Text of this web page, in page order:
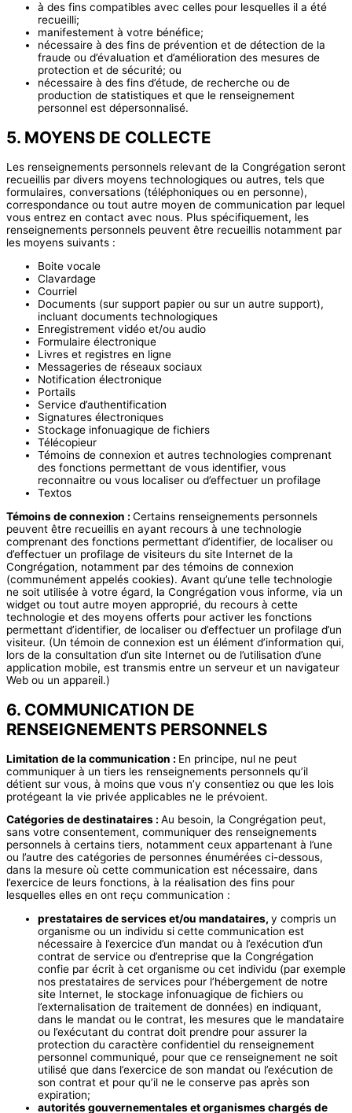
à des fins compatibles avec celles pour lesquelles il a été
recueilli;
manifestement à votre bénéfice;
nécessaire à des fins de prévention et de détection de la
fraude ou d’évaluation et d’amélioration des mesures de
protection et de sécurité; ou
nécessaire à des fins d’étude, de recherche ou de
production de statistiques et que le renseignement
personnel est dépersonnalisé.
5. MOYENS DE COLLECTE
Les renseignements personnels relevant de la Congrégation seront
recueillis par divers moyens technologiques ou autres, tels que
formulaires, conversations (téléphoniques ou en personne),
correspondance ou tout autre moyen de communication par lequel
vous entrez en contact avec nous. Plus spécifiquement, les
renseignements personnels peuvent être recueillis notamment par
les moyens suivants :
Boite vocale
Clavardage
Courriel
Documents (sur support papier ou sur un autre support),
incluant documents technologiques
Enregistrement vidéo et/ou audio
Formulaire électronique
Livres et registres en ligne
Messageries de réseaux sociaux
Notification électronique
Portails
Service d’authentification
Signatures électroniques
Stockage infonuagique de fichiers
Télécopieur
Témoins de connexion et autres technologies comprenant
des fonctions permettant de vous identifier, vous
reconnaitre ou vous localiser ou d’effectuer un profilage
Textos
Témoins de connexion : Certains renseignements personnels
peuvent être recueillis en ayant recours à une technologie
comprenant des fonctions permettant d’identifier, de localiser ou
d’effectuer un profilage de visiteurs du site Internet de la
Congrégation, notamment par des témoins de connexion
(communément appelés cookies). Avant qu’une telle technologie
ne soit utilisée à votre égard, la Congrégation vous informe, via un
widget ou tout autre moyen approprié, du recours à cette
technologie et des moyens offerts pour activer les fonctions
permettant d’identifier, de localiser ou d’effectuer un profilage d’un
visiteur. (Un témoin de connexion est un élément d’information qui,
lors de la consultation d’un site Internet ou de l’utilisation d’une
application mobile, est transmis entre un serveur et un navigateur
Web ou un appareil.)
6. COMMUNICATION DE
RENSEIGNEMENTS PERSONNELS
Limitation de la communication : En principe, nul ne peut
communiquer à un tiers les renseignements personnels qu’il
détient sur vous, à moins que vous n’y consentiez ou que les lois
protégeant la vie privée applicables ne le prévoient.
Catégories de destinataires : Au besoin, la Congrégation peut,
sans votre consentement, communiquer des renseignements
personnels à certains tiers, notamment ceux appartenant à l’une
ou l’autre des catégories de personnes énumérées ci-dessous,
dans la mesure où cette communication est nécessaire, dans
l’exercice de leurs fonctions, à la réalisation des fins pour
lesquelles elles en ont reçu communication :
prestataires de services et/ou mandataires, y compris un
organisme ou un individu si cette communication est
nécessaire à l’exercice d’un mandat ou à l’exécution d’un
contrat de service ou d’entreprise que la Congrégation
confie par écrit à cet organisme ou cet individu (par exemple
nos prestataires de services pour l’hébergement de notre
site Internet, le stockage infonuagique de fichiers ou
l’externalisation de traitement de données) en indiquant,
dans le mandat ou le contrat, les mesures que le mandataire
ou l’exécutant du contrat doit prendre pour assurer la
protection du caractère confidentiel du renseignement
personnel communiqué, pour que ce renseignement ne soit
utilisé que dans l’exercice de son mandat ou l’exécution de
son contrat et pour qu’il ne le conserve pas après son
expiration;
autorités gouvernementales et organismes chargés de